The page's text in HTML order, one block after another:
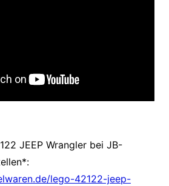
JEEP Wrangler bei JB-
lego-42122-jeep-